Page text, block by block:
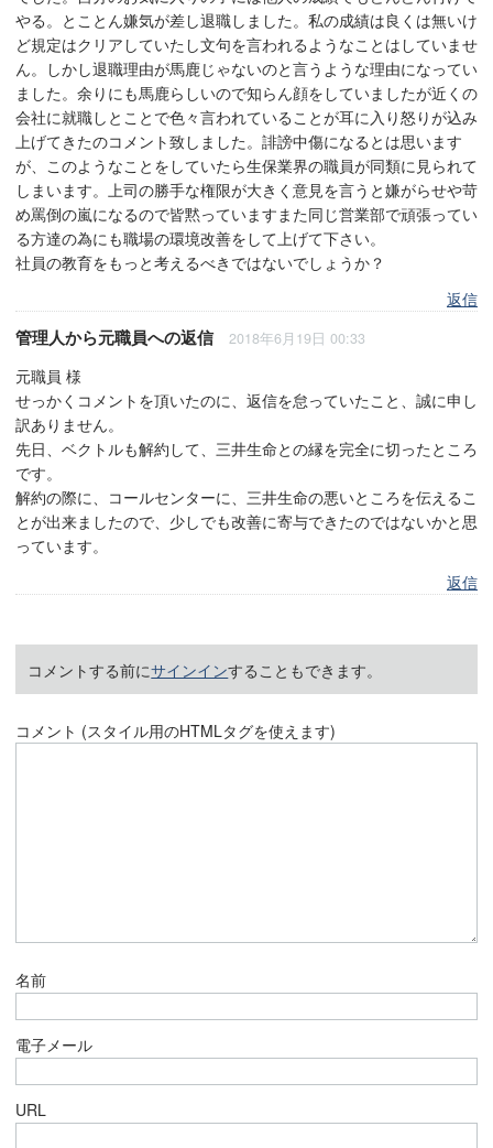
やる。とことん嫌気が差し退職しました。私の成績は良くは無いけ
ど規定はクリアしていたし文句を言われるようなことはしていませ
ん。しかし退職理由が馬鹿じゃないのと言うような理由になってい
ました。余りにも馬鹿らしいので知らん顔をしていましたが近くの
会社に就職しとことで色々言われていることが耳に入り怒りが込み
上げてきたのコメント致しました。誹謗中傷になるとは思います
が、このようなことをしていたら生保業界の職員が同類に見られて
しまいます。上司の勝手な権限が大きく意見を言うと嫌がらせや苛
め罵倒の嵐になるので皆黙っていますまた同じ営業部で頑張ってい
る方達の為にも職場の環境改善をして上げて下さい。
社員の教育をもっと考えるべきではないでしょうか？
返信
管理人から元職員への返信 2018年6月19日 00:33
元職員 様
せっかくコメントを頂いたのに、返信を怠っていたこと、誠に申し
訳ありません。
先日、ベクトルも解約して、三井生命との縁を完全に切ったところ
です。
解約の際に、コールセンターに、三井生命の悪いところを伝えるこ
とが出来ましたので、少しでも改善に寄与できたのではないかと思
っています。
返信
コメントする前にサインインすることもできます。
コメント (スタイル用のHTMLタグを使えます)
名前
電子メール
URL